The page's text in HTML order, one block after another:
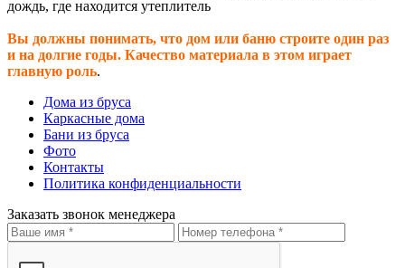
дождь, где находится утеплитель
Вы должны понимать, что дом или баню строите один раз
и на долгие годы. Качество материала в этом играет
главную роль.
Дома из бруса
Каркасные дома
Бани из бруса
Фото
Контакты
Политика конфиденциальности
Заказать звонок менеджера